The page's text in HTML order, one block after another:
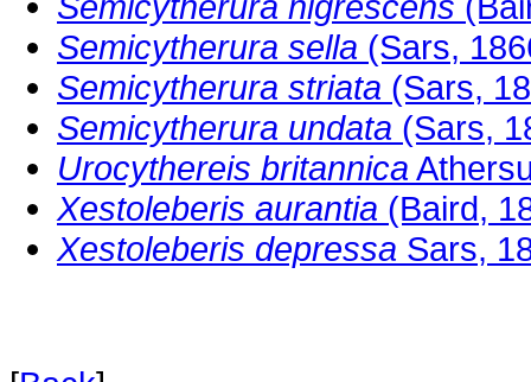
Semicytherura sella (Sars,
Semicytherura striata (Sars,
Semicytherura undata (Sars,
Urocythereis britannica
Xestoleberis aurantia (Baird,
Xestoleberis depressa Sars,